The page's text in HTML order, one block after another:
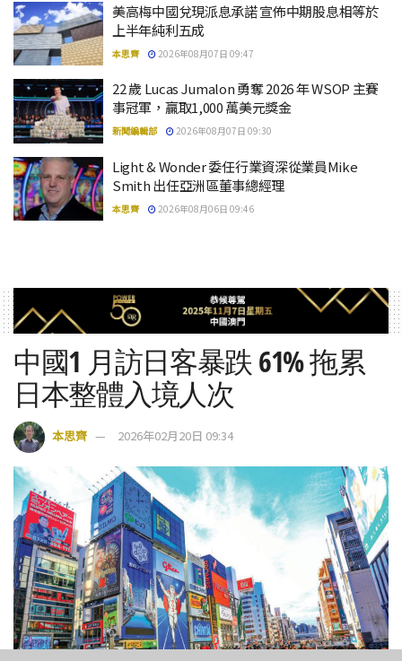
美高梅中國兌現派息承諾 宣佈中期股息相等於
上半年純利五成
本思齊 2026年08月07日 09:47
22 歲 Lucas Jumalon 勇奪 2026 年 WSOP 主賽
事冠軍，贏取1,000 萬美元獎金
新聞編輯部 2026年08月07日 09:30
Light & Wonder 委任行業資深從業員Mike
Smith 出任亞洲區董事總經理
本思齊 2026年08月06日 09:46
中國1 月訪日客暴跌 61% 拖累
日本整體入境人次
本思齊 2026年02月20日 09:34